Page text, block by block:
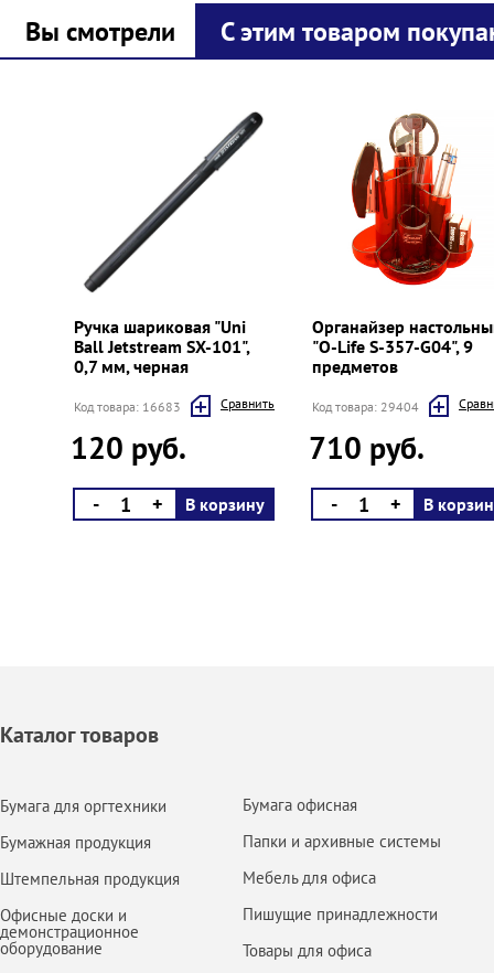
Вы смотрели С этим товаром
Ручка шариковая "Uni
Ball Jetstream SX-101",
0,7 мм, черная
Код товара: 16683 Cравнить
120 руб.
- + В корзину
Органайзер
"O-Life S-357-G04", 9
предметов
Код товара: 29404
710 руб.
- + В
Каталог товаров
Бумага для оргтехники
Бумажная продукция
Штемпельная продукция
Офисные доски и
демонстрационное
оборудование
Бумага офисная
Папки и архивные системы
Мебель для офиса
Пишущие принадлежности
Товары для офиса